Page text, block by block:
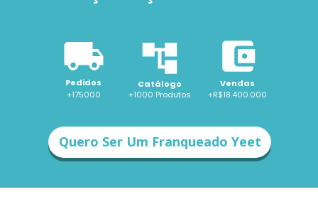
Pedidos Catálogo
Vendas
+175000
+R$18.400.000
+1000 Produtos
Quero Ser Um Franqueado Yeet